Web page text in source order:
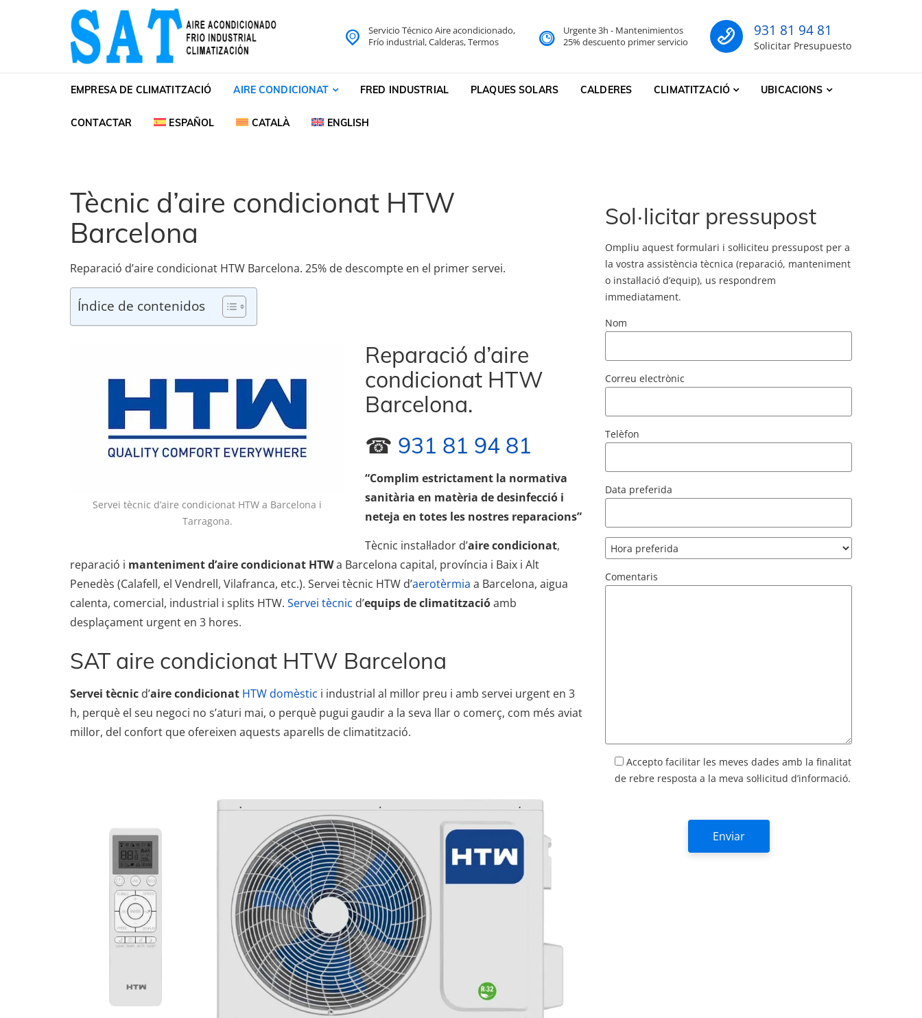
Skip to navigation
Skip to content
SAT Aire acondicionado Barcelona Servicio Técnico
SAT Aire acondicionado Barcelona Servicio Técnico
EMPRESA DE CLIMATITZACIÓ AIRE CONDICIONAT FRED INDUSTRIAL PLAQUES SOLARS CALDERES CLIMATITZACIÓ UBICACIONS
CONTACTAR ESPAÑOL CATALÀ ENGLISH
931 81 94 81
Solicitar Presupuesto
Urgente 3h - Mantenimientos
25% descuento primer servicio
Servicio Técnico Aire acondicionado,
Frío industrial, Calderas, Termos
Tècnic d’aire condicionat HTW
Barcelona
Reparació d’aire condicionat HTW Barcelona. 25% de descompte en el primer servei.
Índice de contenidos
Servei tècnic d’aire condicionat HTW a Barcelona i
Tarragona.
Reparació d’aire
condicionat HTW
Barcelona.
☎ 931 81 94 81
“Complim estrictament la normativa
sanitària en matèria de desinfecció i
neteja en totes les nostres reparacions”
Tècnic instal·lador d’aire condicionat,
reparació i manteniment d’aire condicionat HTWa Barcelona capital, província i Baix i Alt
Penedès (Calafell, el Vendrell, Vilafranca, etc.). Servei tècnic HTW d’aerotèrmia a Barcelona, aigua
calenta, comercial, industrial i splits HTW. Servei tècnic d’equips de climatitzacióamb
desplaçament urgent en 3 hores.
SAT aire condicionat HTW Barcelona
Servei tècnic d’aire condicionat HTW domèstic i industrial al millor preu i amb servei urgent en 3
h, perquè el seu negoci no s’aturi mai, o perquè pugui gaudir a la seva llar o comerç, com més aviat
millor, del confort que ofereixen aquests aparells de climatització.
Sol·licitar pressupost
Ompliu aquest formulari i sol·liciteu pressupost per a
la vostra assistència tècnica (reparació, manteniment
o instal·lació d’equip), us respondrem
immediatament.
Nom
Correu electrònic
Telèfon
Data preferida
Comentaris
Accepto facilitar les meves dades amb la finalitat
de rebre resposta a la meva sol·licitud d’informació.